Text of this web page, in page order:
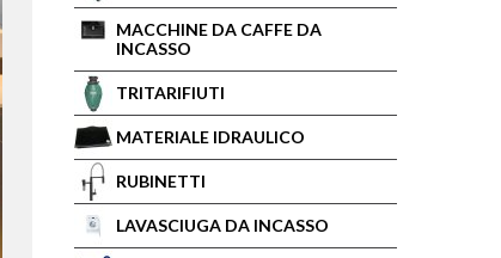
MACCHINE DA CAFFE DA
INCASSO
TRITARIFIUTI
MATERIALE IDRAULICO
RUBINETTI
LAVASCIUGA DA INCASSO